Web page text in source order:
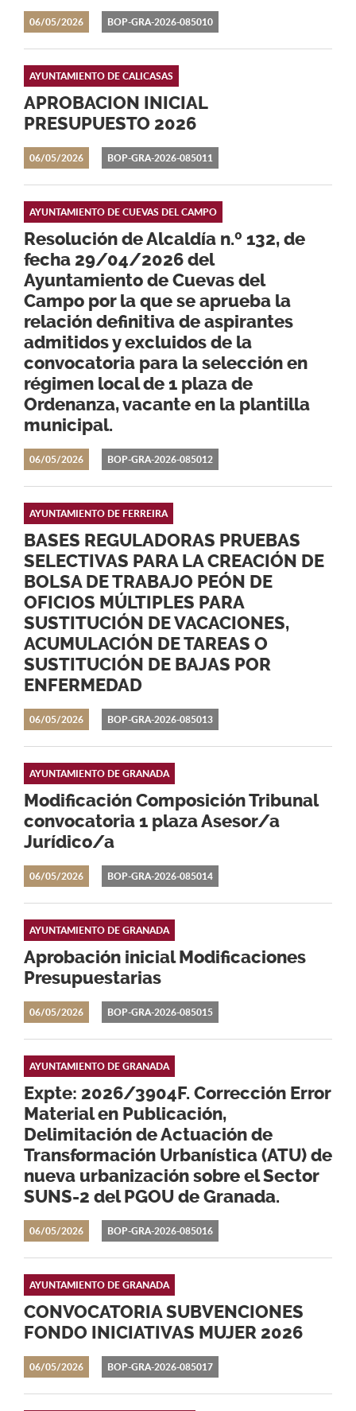
06/05/2026 BOP-GRA-2026-085010
06/05/2026
APROBACION INICIAL
PRESUPUESTO 2026
AYUNTAMIENTO DE CALICASAS
BOP-GRA-2026-085011
06/05/2026
Resolución de Alcaldía n.º 132, de
fecha 29/04/2026 del
Ayuntamiento de Cuevas del
Campo por la que se aprueba la
relación definitiva de aspirantes
admitidos y excluidos de la
convocatoria para la selección en
régimen local de 1 plaza de
Ordenanza, vacante en la plantilla
municipal.
AYUNTAMIENTO DE CUEVAS DEL CAMPO
BOP-GRA-2026-085012
06/05/2026
BASES REGULADORAS PRUEBAS
SELECTIVAS PARA LA CREACIÓN DE
BOLSA DE TRABAJO PEÓN DE
OFICIOS MÚLTIPLES PARA
SUSTITUCIÓN DE VACACIONES,
ACUMULACIÓN DE TAREAS O
SUSTITUCIÓN DE BAJAS POR
ENFERMEDAD
AYUNTAMIENTO DE FERREIRA
BOP-GRA-2026-085013
06/05/2026
Modificación Composición Tribunal
convocatoria 1 plaza Asesor/a
Jurídico/a
AYUNTAMIENTO DE GRANADA
BOP-GRA-2026-085014
06/05/2026
Aprobación inicial Modificaciones
Presupuestarias
AYUNTAMIENTO DE GRANADA
BOP-GRA-2026-085015
06/05/2026
Expte: 2026/3904F. Corrección Error
Material en Publicación,
Delimitación de Actuación de
Transformación Urbanística (ATU) de
nueva urbanización sobre el Sector
SUNS-2 del PGOU de Granada.
AYUNTAMIENTO DE GRANADA
BOP-GRA-2026-085016
06/05/2026
CONVOCATORIA SUBVENCIONES
FONDO INICIATIVAS MUJER 2026
AYUNTAMIENTO DE GRANADA
BOP-GRA-2026-085017